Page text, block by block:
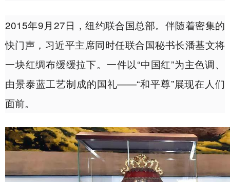
2015年9月27日，纽约联合国总部。伴随着密集的
快门声，习近平主席同时任联合国秘书长潘基文将
一块红绸布缓缓拉下。一件以“中国红”为主色调、
由景泰蓝工艺制成的国礼——“和平尊”展现在人们
面前。